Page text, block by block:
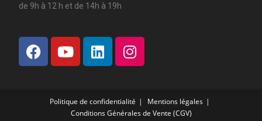
de 9h à 12 h et de 14h à 19h
Politique de confidentialité
Mentions légales
Conditions Générales de Vente (CGV)